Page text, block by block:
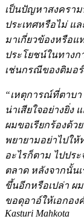
เป็นปัญหาสงครา
ประเทศหรือไม่ แ
มาเกี่ยวข้องหรือแ
ประโยชน์ในทางก
เช่นกรณีของติมอร์-
“เหตุการณ์ที่ตาบ
น่าเสียใจอย่างยิ่ง
ผมขอเรียกร้องด้ว
พยายามอย่าไปให้
อะไรก็ตาม ไปปร
ตลาด หลังจากนั้น
ขึ้นอีกหรือเปล่า ผ
ขอดุอาอ์ให้เอกอง
Kasturi Mahkota